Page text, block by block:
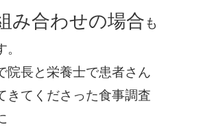
み合わせの場合も
院長と栄養士で患者さん
きてくださった食事調査